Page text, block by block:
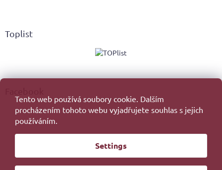
Tento web používá soubory cookie. Dalším
procházením tohoto webu vyjadřujete souhlas s jejich
používáním.
Settings
Toplist
Created by Shoptet